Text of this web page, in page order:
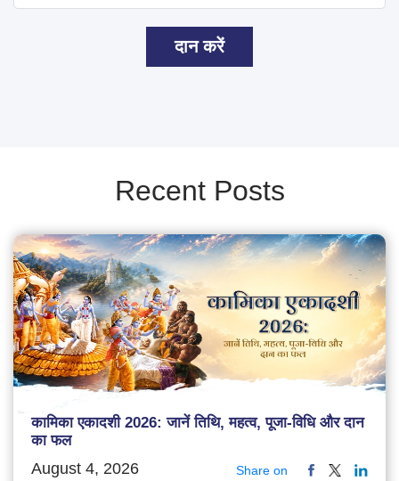
दान करें
Recent Posts
कामिका एकादशी 2026: जानें तिथि, महत्व, पूजा-विधि और दान
का फल
August 4, 2026 Share on